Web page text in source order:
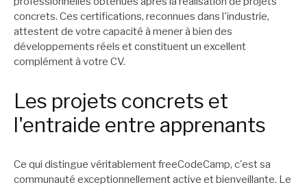
concrets. Ces certifications, reconnues dans l'industrie,
attestent de votre capacité à mener à bien des
développements réels et constituent un excellent
complément à votre CV.
Les projets concrets et
l'entraide entre apprenants
Ce qui distingue véritablement freeCodeCamp, c'est sa
communauté exceptionnellement active et bienveillante. Le